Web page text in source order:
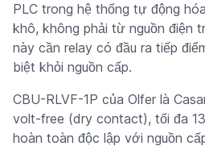
PLC trong hệ thống tự động
khô, không phải từ nguồn điện
này cần relay có đầu ra tiếp
biệt khỏi nguồn cấp.
CBU-RLVF-1P của Olfer là
volt-free (dry contact), tối đa
hoàn toàn độc lập với nguồn